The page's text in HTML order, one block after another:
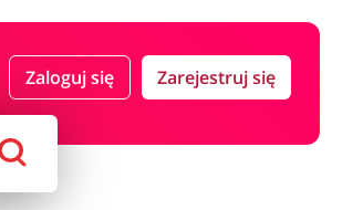
Zaloguj się Zarejestruj się